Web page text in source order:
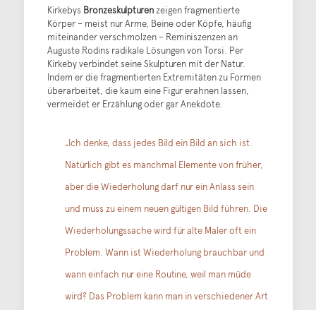
Kirkebys Bronzeskulpturenzeigen fragmentierte
Körper – meist nur Arme, Beine oder Köpfe, häufig
miteinander verschmolzen – Reminiszenzen an
Auguste Rodins radikale Lösungen von Torsi. Per
Kirkeby verbindet seine Skulpturen mit der Natur.
Indem er die fragmentierten Extremitäten zu Formen
überarbeitet, die kaum eine Figur erahnen lassen,
vermeidet er Erzählung oder gar Anekdote.
„Ich denke, dass jedes Bild ein Bild an sich ist.
Natürlich gibt es manchmal Elemente von früher,
aber die Wiederholung darf nur ein Anlass sein
und muss zu einem neuen gültigen Bild führen. Die
Wiederholungssache wird für alte Maler oft ein
Problem. Wann ist Wiederholung brauchbar und
wann einfach nur eine Routine, weil man müde
wird? Das Problem kann man in verschiedener Art